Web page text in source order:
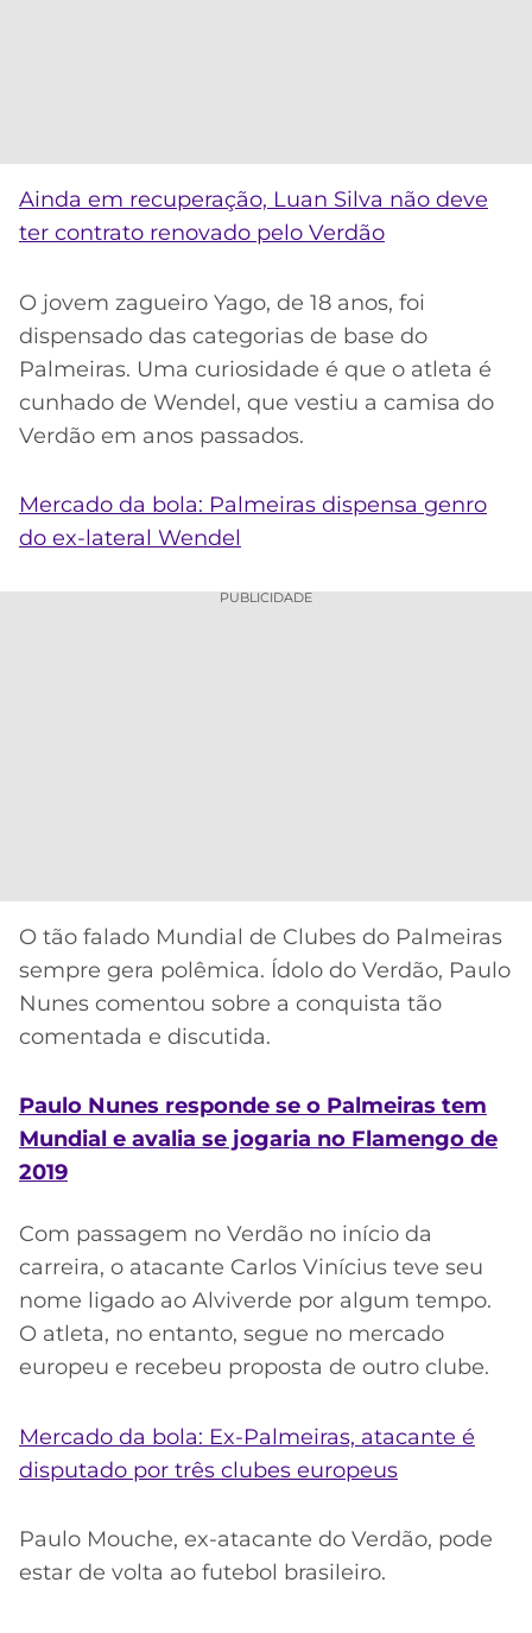
Ainda em recuperação, Luan Silva não deve
ter contrato renovado pelo Verdão
O jovem zagueiro Yago, de 18 anos, foi
dispensado das categorias de base do
Palmeiras. Uma curiosidade é que o atleta é
cunhado de Wendel, que vestiu a camisa do
Verdão em anos passados.
Mercado da bola: Palmeiras dispensa genro
do ex-lateral Wendel
PUBLICIDADE
O tão falado Mundial de Clubes do Palmeiras
sempre gera polêmica. Ídolo do Verdão, Paulo
Nunes comentou sobre a conquista tão
comentada e discutida.
Paulo Nunes responde se o Palmeiras tem
Mundial e avalia se jogaria no Flamengo de
2019
Com passagem no Verdão no início da
carreira, o atacante Carlos Vinícius teve seu
nome ligado ao Alviverde por algum tempo.
O atleta, no entanto, segue no mercado
europeu e recebeu proposta de outro clube.
Mercado da bola: Ex-Palmeiras, atacante é
disputado por três clubes europeus
Paulo Mouche, ex-atacante do Verdão, pode
estar de volta ao futebol brasileiro.